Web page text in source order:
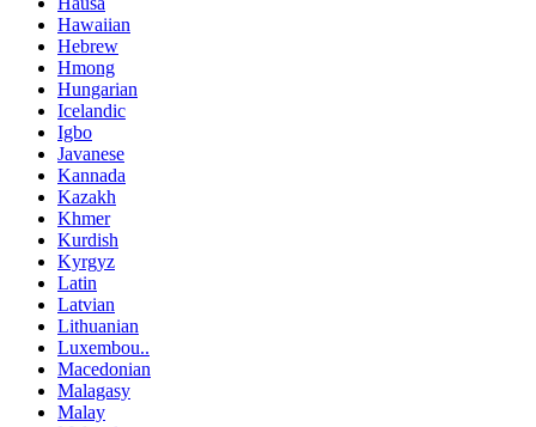
Hawaiian
Hebrew
Hmong
Hungarian
Icelandic
Igbo
Javanese
Kannada
Kazakh
Khmer
Kurdish
Kyrgyz
Latin
Latvian
Lithuanian
Luxembou..
Macedonian
Malagasy
Malay